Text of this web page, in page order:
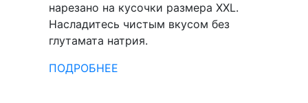
нарезано на кусочки размера XXL.
Насладитесь чистым вкусом без
глутамата натрия.
ПОДРОБНЕЕ